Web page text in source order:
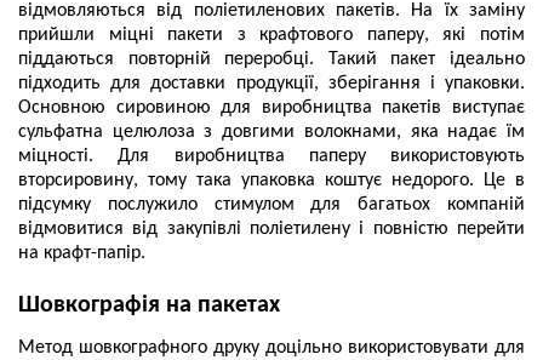
відмовляються від поліетиленових пакетів. На їх заміну
прийшли міцні пакети з крафтового паперу, які потім
піддаються повторній переробці. Такий пакет ідеально
підходить для доставки продукції, зберігання і упаковки.
Основною сировиною для виробництва пакетів виступає
сульфатна целюлоза з довгими волокнами, яка надає їм
міцності. Для виробництва паперу використовують
вторсировину, тому така упаковка коштує недорого. Це в
підсумку послужило стимулом для багатьох компаній
відмовитися від закупівлі поліетилену і повністю перейти
на крафт-папір.
Шовкографія на пакетах
Метод шовкографного друку доцільно використовувати для